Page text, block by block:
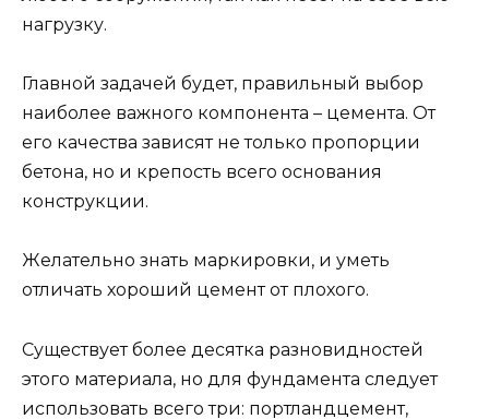
нагрузку.
Главной задачей будет, правильный выбор
наиболее важного компонента – цемента. От
его качества зависят не только пропорции
бетона, но и крепость всего основания
конструкции.
Желательно знать маркировки, и уметь
отличать хороший цемент от плохого.
Существует более десятка разновидностей
этого материала, но для фундамента следует
использовать всего три: портландцемент,